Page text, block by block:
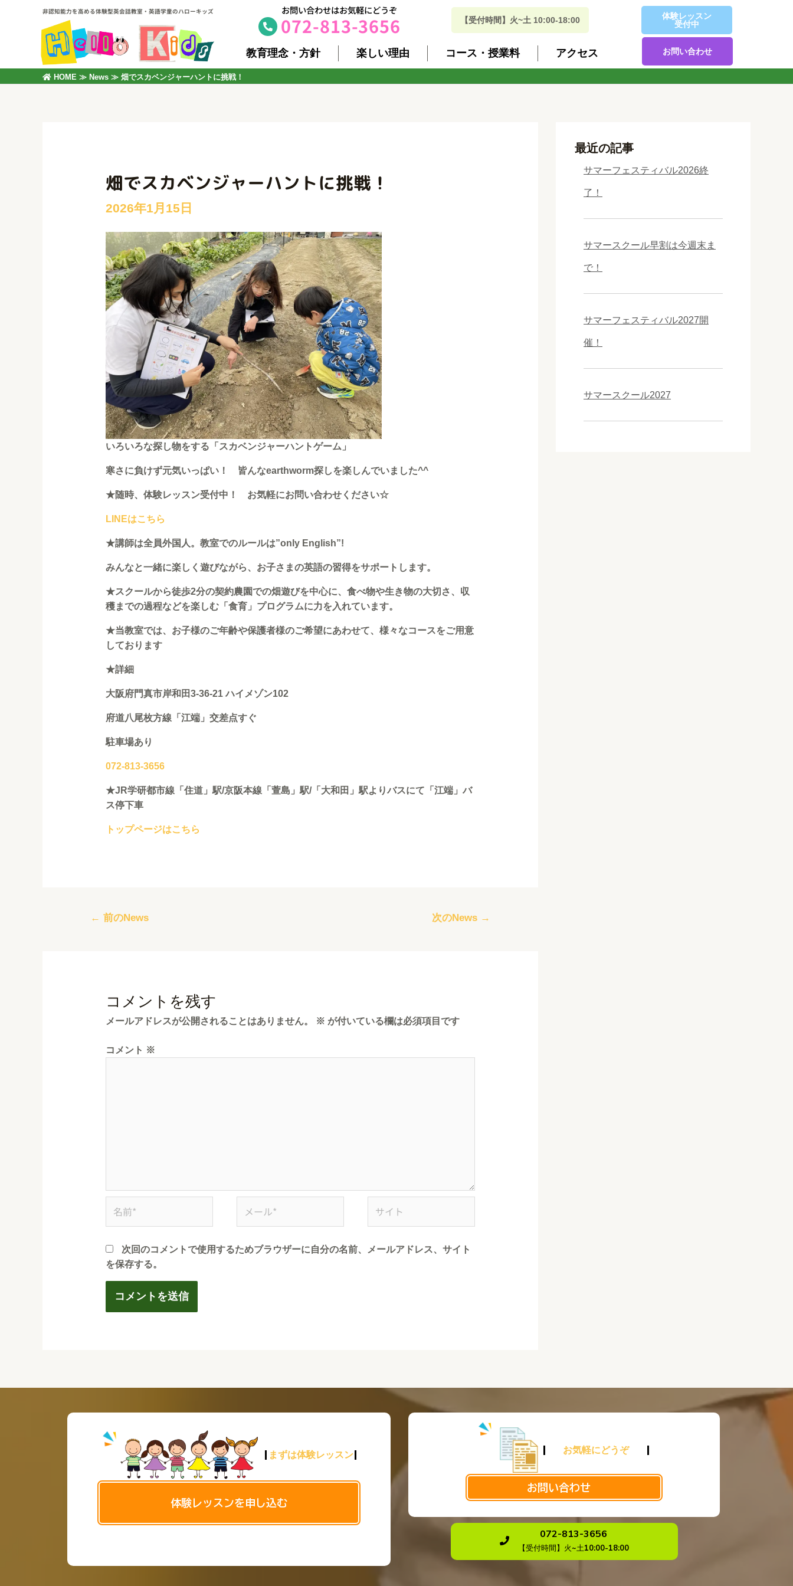
非認知能力を高める体験型英会話教室・英語学童のハローキッズ お問い合わせはお気軽にどうぞ
072-813-3656 【受付時間】火~土 10:00-18:00 体験レッスン
受付中
教育理念・方針 楽しい理由 コース・授業料 アクセス お問い合わせ
HOME ≫ News ≫ 畑でスカベンジャーハントに挑戦！
畑でスカベンジャーハントに挑戦！
いろいろな探し物をする「スカベンジャーハントゲーム」
寒さに負けず元気いっぱい！ 皆んなearthworm探しを楽しんでいました^^
★随時、体験レッスン受付中！ お気軽にお問い合わせください☆
LINEはこちら
★講師は全員外国人。教室でのルールは”only English”!
みんなと一緒に楽しく遊びながら、お子さまの英語の習得をサポートします。
★スクールから徒歩2分の契約農園での畑遊びを中心に、食べ物や生き物の大切さ、収
穫までの過程などを楽しむ「食育」プログラムに力を入れています。
★当教室では、お子様のご年齢や⁡⁡保護者様のご希望にあわせて、様々なコースを⁡ご用意
しております
★詳細
大阪府門真市岸和田3-36-21 ハイメゾン102
府道八尾枚方線「江端」交差点すぐ
駐車場あり
072-813-3656
★JR学研都市線「住道」駅/京阪本線「萱島」駅/「大和田」駅よりバスにて「江端」バ
ス停下車
トップページはこちら
← 前のNews 次のNews →
コメントを残す
メールアドレスが公開されることはありません。 ※ が付いている欄は必須項目です
コメント ※
次回のコメントで使用するためブラウザーに自分の名前、メールアドレス、サイト
を保存する。
最近の記事
サマーフェスティバル2026終
了！
サマースクール早割は今週末ま
で！
サマーフェスティバル2027開
催！
サマースクール2027
まずは体験レッスン
体験レッスンを申し込む
お気軽にどうぞ
お問い合わせ
072-813-3656
【受付時間】火~土10:00-18:00